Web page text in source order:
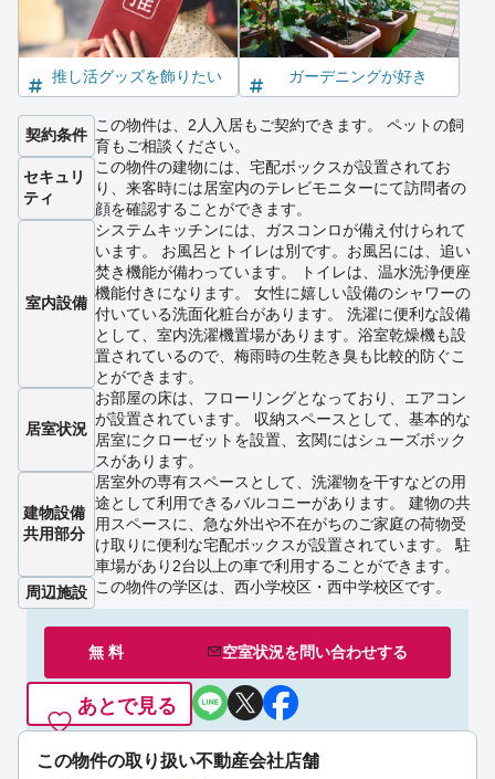
推し活グッズを飾りたい ガーデニングが好き
契約条件
この物件は、2人入居もご契約できます。 ペットの飼
育もご相談ください。
セキュリ
ティ
この物件の建物には、宅配ボックスが設置されてお
り、来客時には居室内のテレビモニターにて訪問者の
顔を確認することができます。
室内設備
システムキッチンには、ガスコンロが備え付けられて
います。 お風呂とトイレは別です。お風呂には、追い
焚き機能が備わっています。 トイレは、温水洗浄便座
機能付きになります。 女性に嬉しい設備のシャワーの
付いている洗面化粧台があります。 洗濯に便利な設備
として、室内洗濯機置場があります。浴室乾燥機も設
置されているので、梅雨時の生乾き臭も比較的防ぐこ
とができます。
居室状況
お部屋の床は、フローリングとなっており、エアコン
が設置されています。 収納スペースとして、基本的な
居室にクローゼットを設置、玄関にはシューズボック
スがあります。
建物設備
共用部分
居室外の専有スペースとして、洗濯物を干すなどの用
途として利用できるバルコニーがあります。 建物の共
用スペースに、急な外出や不在がちのご家庭の荷物受
け取りに便利な宅配ボックスが設置されています。 駐
車場があり2台以上の車で利用することができます。
周辺施設 この物件の学区は、西小学校区・西中学校区です。
無 料 空室状況を問い合わせする
あとで見る
この物件の取り扱い不動産会社店舗